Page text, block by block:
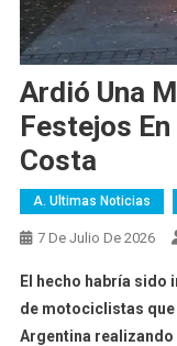
Ardió Una
Festejos
Costa
A. Ultimas Noticias
7 De Julio De 2026
El hecho habría
de motociclistas
Argentina realizando